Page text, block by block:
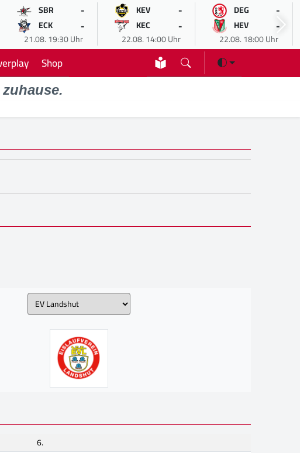
SBR -
ECK -
21.08. 19:30 Uhr
KEV -
KEC -
22.08. 14:00 Uhr
DEG -
HEV -
22.08. 18:00 Uhr
Shop
6.